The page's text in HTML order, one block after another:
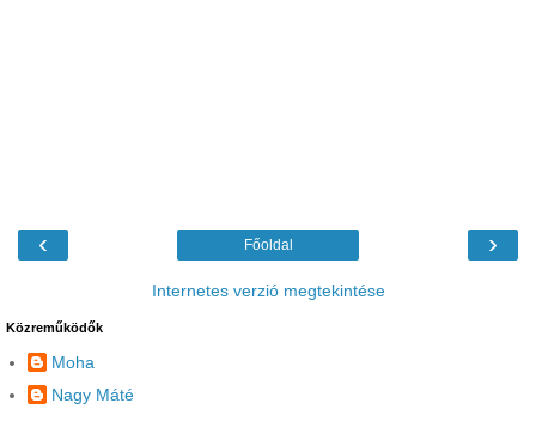
‹ ›
Főoldal
Internetes verzió megtekintése
Közreműködők
Moha
Nagy Máté